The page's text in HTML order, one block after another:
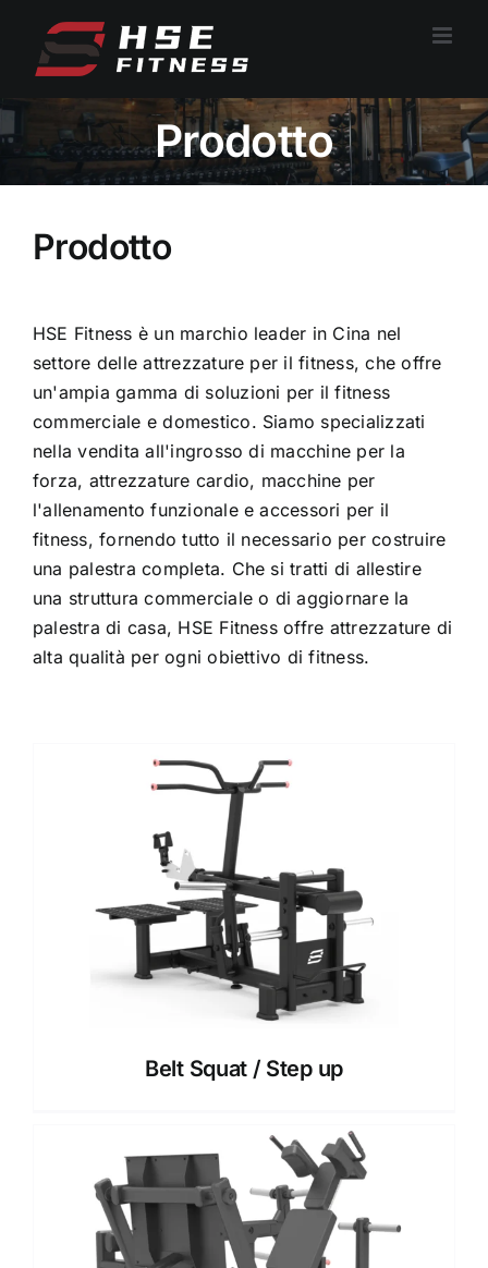
contenuto
Prodotto
Prodotto
HSE Fitness è un marchio leader in Cina nel
settore delle attrezzature per il fitness, che offre
un'ampia gamma di soluzioni per il fitness
commerciale e domestico. Siamo specializzati
nella vendita all'ingrosso di macchine per la
forza, attrezzature cardio, macchine per
l'allenamento funzionale e accessori per il
fitness, fornendo tutto il necessario per costruire
una palestra completa. Che si tratti di allestire
una struttura commerciale o di aggiornare la
palestra di casa, HSE Fitness offre attrezzature di
alta qualità per ogni obiettivo di fitness.
Belt Squat / Step up